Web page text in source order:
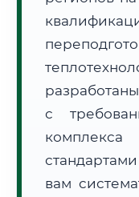
Расчет логистики
• Маршрут транзита:
• Экспресс-доставка
с
вам